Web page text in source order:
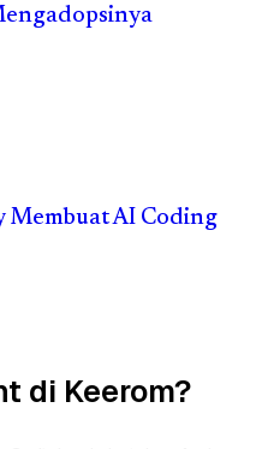
Membuat AI Coding
di Keerom?